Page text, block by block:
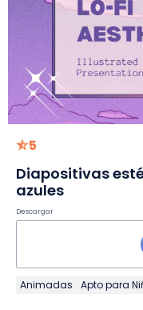
5
Diapositivas
azules
Descargar
Animadas Apto para